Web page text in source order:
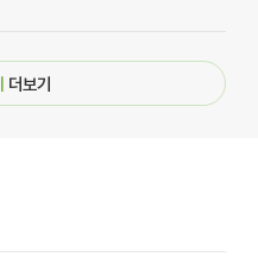
더보기